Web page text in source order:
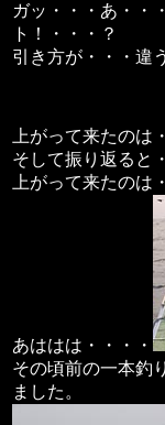
ガッ・・・あ・・
ト！・・・？
引き方が・・・違
上がって来たのは
そして振り返ると
上がって来たのは
あははは・・・・
その頃前の一本釣
ました。